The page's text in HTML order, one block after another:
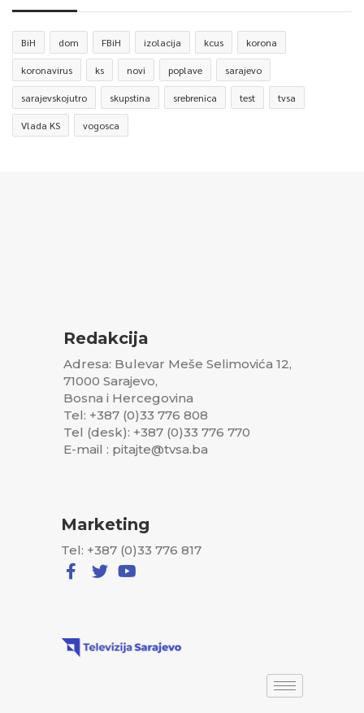
BiH dom FBiH izolacija kcus korona
koronavirus ks novi poplave sarajevo
sarajevskojutro skupstina srebrenica test tvsa
Vlada KS vogosca
Redakcija
Adresa: Bulevar Meše Selimovića 12,
71000 Sarajevo,
Bosna i Hercegovina
Tel: +387 (0)33 776 808
Tel (desk): +387 (0)33 776 770
E-mail : pitajte@tvsa.ba
Marketing
Tel: +387 (0)33 776 817